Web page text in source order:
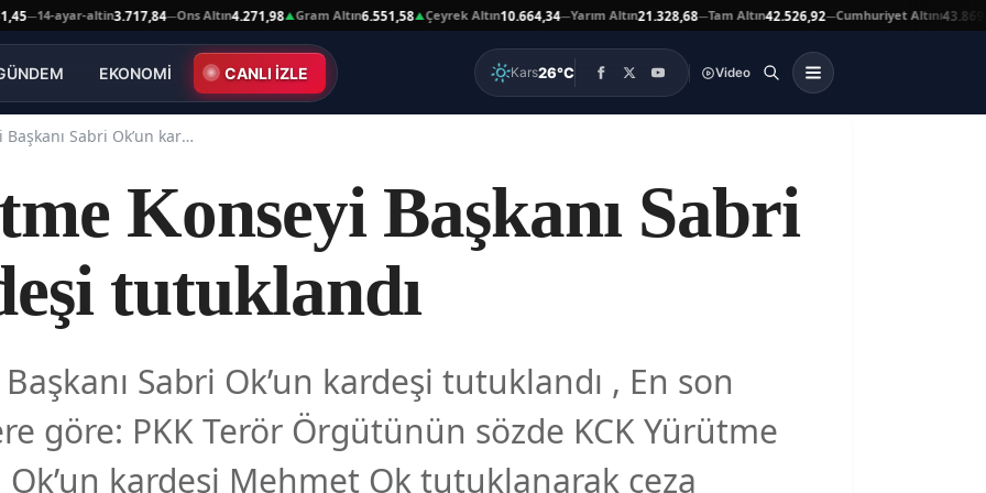
14-ayar-altin3.717,84—Ons Altın4.271,98▲ Gram Altın 6.551,58▲ Çeyrek Altın10.664,34—Yarım Altın 21.328,68—Tam Altın 42.526,92—Cumhuriyet Altını43.869,00
EKONOMİ CANLI İZLE Kars26°C Video
KCK Yürütme Konseyi Başkanı Sabri Ok’un kardeşi tutuklandı
Konseyi Başkanı Sabri
tutuklandı
Sabri Ok’un kardeşi tutuklandı , En son
göre: PKK Terör Örgütünün sözde KCK Yürütme
Ok’un kardeşi Mehmet Ok tutuklanarak ceza